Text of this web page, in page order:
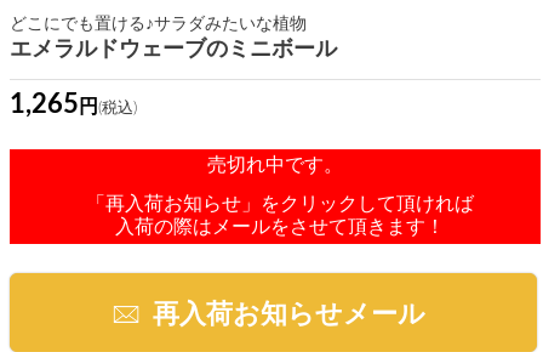
どこにでも置ける♪サラダみたいな植物
エメラルドウェーブのミニボール
1,265
売切れ中です。
「再入荷お知らせ」をクリックして頂ければ
入荷の際はメールをさせて頂きます！
再入荷お知らせメール